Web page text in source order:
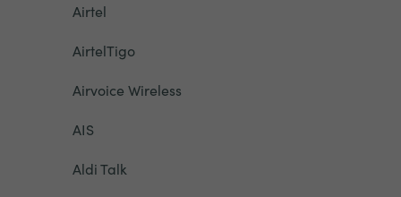
Airtel
AirtelTigo
Airvoice Wireless
AIS
Aldi Talk